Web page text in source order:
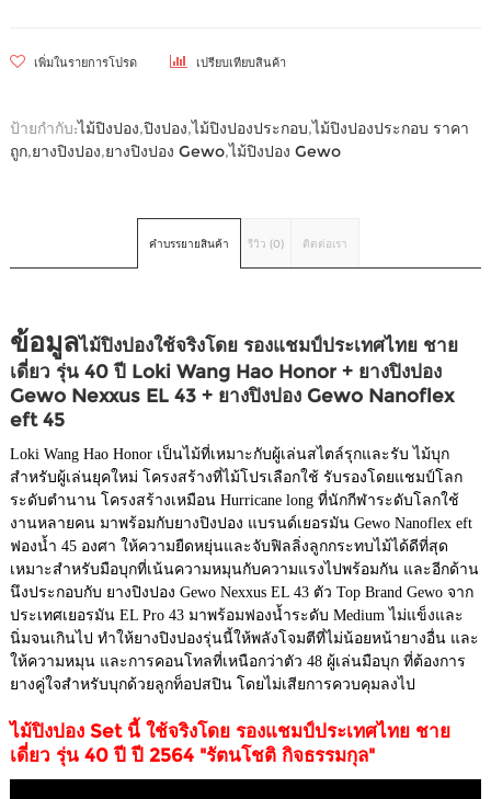
เพิ่มในรายการโปรด เปรียบเทียบสินค้า
ป้ายกำกับ:ไม้ปิงปอง,ปิงปอง,ไม้ปิงปองประกอบ,ไม้ปิงปองประกอบ ราคา
ถูก,ยางปิงปอง,ยางปิงปอง Gewo,ไม้ปิงปอง Gewo
คำบรรยายสินค้า รีวิว (0) ติดต่อเรา
ข้อมูลไม้ปิงปองใช้จริงโดย รองแชมป์ประเทศไทย ชาย
เดี่ยว รุ่น 40 ปี Loki Wang Hao Honor + ยางปิงปอง
Gewo Nexxus EL 43 + ยางปิงปอง Gewo Nanoflex
eft 45
Loki Wang Hao Honor เป็นไม้ที่เหมาะกับผู้เล่นสไตล์รุกและรับ ไม้บุก
สำหรับผู้เล่นยุคใหม่ โครงสร้างที่ไม้โปรเลือกใช้ รับรองโดยแชมป์โลก
ระดับตำนาน โครงสร้างเหมือน Hurricane long ที่นักกีฬาระดับโลกใช้
งานหลายคน มาพร้อมกับยางปิงปอง แบรนด์เยอรมัน Gewo Nanoflex eft
ฟองน้ำ 45 องศา ให้ความยืดหยุ่นและจับฟิลลิ่งลูกกระทบไม้ได้ดีที่สุด
เหมาะสำหรับมือบุกที่เน้นความหมุนกับความแรงไปพร้อมกัน และอีกด้าน
นึงประกอบกับ ยางปิงปอง Gewo Nexxus EL 43 ตัว Top Brand Gewo จาก
ประเทศเยอรมัน EL Pro 43 มาพร้อมฟองน้ำระดับ Medium ไม่แข็งและ
นิ่มจนเกินไป ทำให้ยางปิงปองรุ่นนี้ให้พลังโจมตีที่ไม่น้อยหน้ายางอื่น และ
ให้ความหมุน และการคอนโทลที่เหนือกว่าตัว 48 ผู้เล่นมือบุก ที่ต้องการ
ยางคู่ใจสำหรับบุกด้วยลูกท็อปสปิน โดยไม่เสียการควบคุมลงไป
ไม้ปิงปอง Set นี้ ใช้จริงโดย รองแชมป์ประเทศไทย ชาย
เดี่ยว รุ่น 40 ปี ปี 2564 "รัตนโชติ กิจธรรมกุล"